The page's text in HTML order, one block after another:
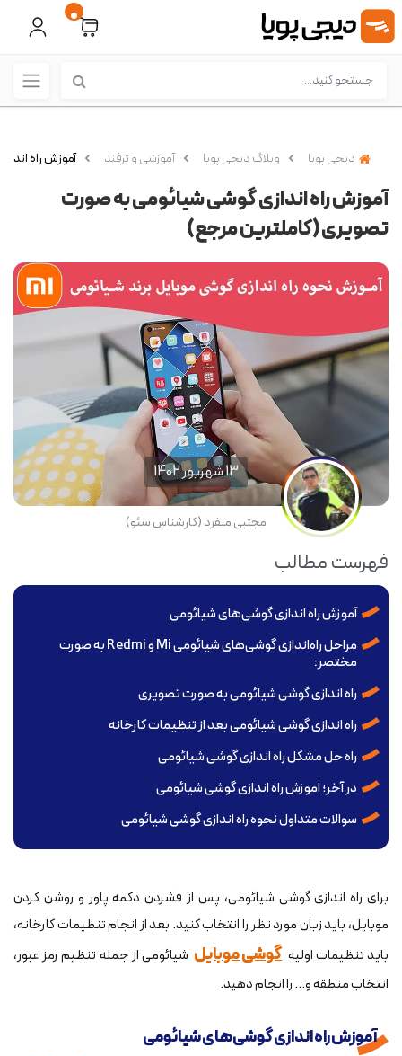
0
دیجی پویا وبلاگ دیجی پویا آموزشی و ترفند آموزش راه
آموزش راه اندازی گوشی شیائومی به صورت
تصویری (کاملترین مرجع)
13 شهریور 1402
مجتبی منفرد (کارشناس سئو)
فهرست مطالب
آموزش راه اندازی گوشی‌های شیائومی
مراحل راه‌اندازی گوشی‌های شیائومی Mi و Redmi به صورت
مختصر:
راه اندازی گوشی شیائومی به صورت تصویری
راه اندازی گوشی شیائومی بعد از تنظیمات کارخانه
راه حل مشکل راه اندازی گوشی شیائومی
در آخر؛ اموزش راه اندازی گوشی شیائومی
سوالات متداول نحوه راه اندازی گوشی شیائومی
برای راه اندازی گوشی شیائومی، پس از فشردن دکمه پاور و روشن کردن
موبایل، باید زبان مورد نظر را انتخاب کنید. بعد از انجام تنظیمات کارخانه،
باید تنظیمات اولیه گوشی موبایل شیائومی از جمله تنظیم رمز عبور،
انتخاب منطقه و... را انجام دهید.
آموزش راه اندازی گوشی‌های شیائومی